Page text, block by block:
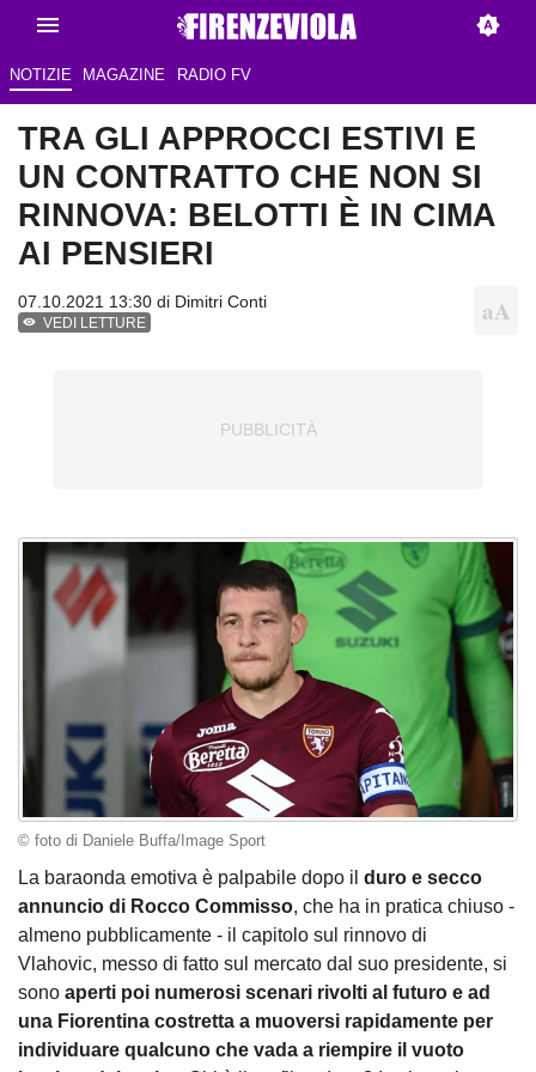
NOTIZIE MAGAZINE RADIO FV
TRA GLI APPROCCI ESTIVI E
UN CONTRATTO CHE NON SI
RINNOVA: BELOTTI È IN CIMA
AI PENSIERI
07.10.2021 13:30 di Dimitri Conti
VEDI LETTURE
© foto di Daniele Buffa/Image Sport
La baraonda emotiva è palpabile dopo il duro e secco
annuncio di Rocco Commisso, che ha in pratica chiuso -
almeno pubblicamente - il capitolo sul rinnovo di
Vlahovic, messo di fatto sul mercato dal suo presidente, si
sono aperti poi numerosi scenari rivolti al futuro e ad
una Fiorentina costretta a muoversi rapidamente per
individuare qualcuno che vada a riempire il vuoto